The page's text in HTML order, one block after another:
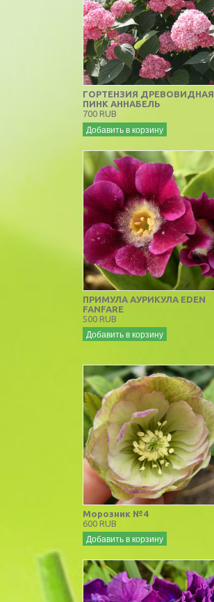
ГОРТЕНЗИЯ ДРЕВОВИДНАЯ
ПИНК АННАБЕЛЬ
700 RUB
Добавить в корзину
ПРИМУЛА АУРИКУЛА EDEN
FANFARE
500 RUB
Добавить в корзину
Морозник №4
600 RUB
Добавить в корзину